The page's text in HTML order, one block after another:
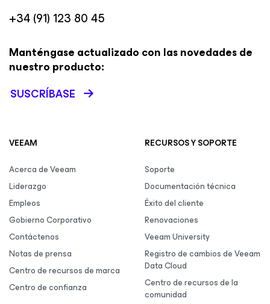
+34 (91) 123 80 45
Manténgase actualizado con las novedades de
nuestro producto:
SUSCRÍBASE
VEEAM
Acerca de Veeam
Liderazgo
Empleos
Gobierno Corporativo
Contáctenos
Notas de prensa
Centro de recursos de marca
Centro de confianza
RECURSOS Y SOPORTE
Soporte
Documentación técnica
Éxito del cliente
Renovaciones
Veeam University
Registro de cambios de Veeam
Data Cloud
Centro de recursos de la
comunidad